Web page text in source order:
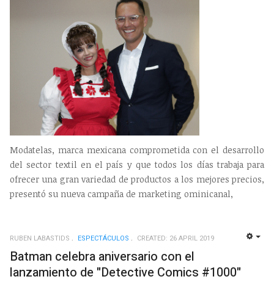
Modatelas, marca mexicana comprometida con el desarrollo
del sector textil en el país y que todos los días trabaja para
ofrecer una gran variedad de productos a los mejores precios,
presentó su nueva campaña de marketing ominicanal,
RUBEN LABASTIDS ESPECTÁCULOS CREATED: 26 APRIL 2019
Batman celebra aniversario con el
lanzamiento de "Detective Comics #1000"